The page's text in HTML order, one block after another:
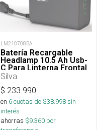
LM210708BA
Batería Recargable
Headlamp 10.5 Ah Usb-
C Para Linterna Frontal
Silva
$ 233.990
en 6cuotas de $38.998sin
interés
ahorras $9.360 por